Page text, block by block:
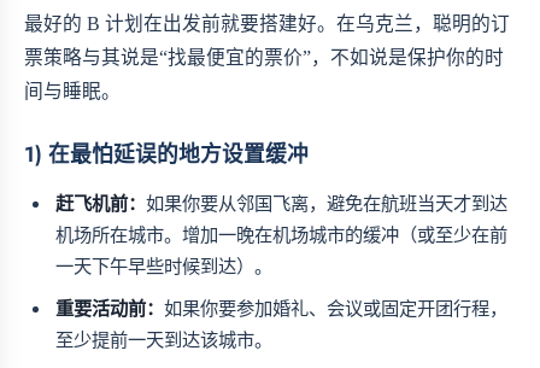
最好的 B 计划在出发前就要搭建好。在乌克兰，聪明的订
票策略与其说是“找最便宜的票价”，不如说是保护你的时
间与睡眠。
1) 在最怕延误的地方设置缓冲
赶飞机前：如果你要从邻国飞离，避免在航班当天才到达
机场所在城市。增加一晚在机场城市的缓冲（或至少在前
一天下午早些时候到达）。
重要活动前：如果你要参加婚礼、会议或固定开团行程，
至少提前一天到达该城市。